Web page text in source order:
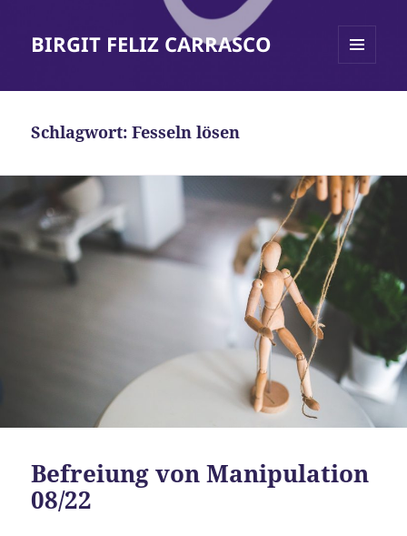
BIRGIT FELIZ CARRASCO
Schlagwort:Fesseln lösen
Befreiung von Manipulation
08/22